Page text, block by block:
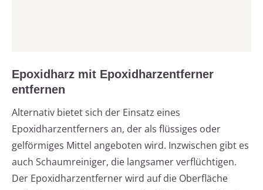
Epoxidharz mit Epoxidharzentferner
entfernen
Alternativ bietet sich der Einsatz eines
Epoxidharzentferners an, der als flüssiges oder
gelförmiges Mittel angeboten wird. Inzwischen gibt es
auch Schaumreiniger, die langsamer verflüchtigen.
Der Epoxidharzentferner wird auf die Oberfläche